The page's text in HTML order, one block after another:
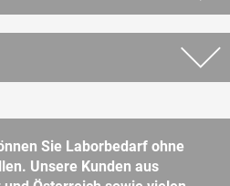
Sie Laborbedarf ohne
Unsere Kunden aus